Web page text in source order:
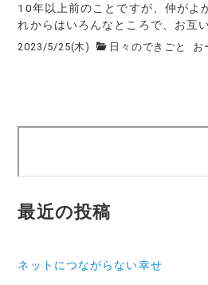
10年以上前のことですが、仲がよ
れからはいろんなところで、お互
2023/5/25(木) 日々のできごと お
最近の投稿
ネットにつながらない幸せ